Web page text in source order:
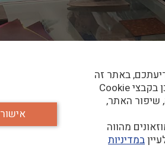
ת
באתר זה
נעשה שימוש בקבצי Cookie וכן בקבצי Cookie
שיפור האתר,
מהווה
במדיניות
אישור